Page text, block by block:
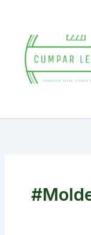
content